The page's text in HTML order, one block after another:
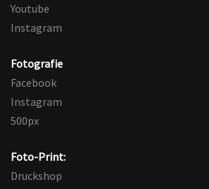
Youtube
Instagram
Fotografie
Facebook
Instagram
500px
Foto-Print:
Druckshop